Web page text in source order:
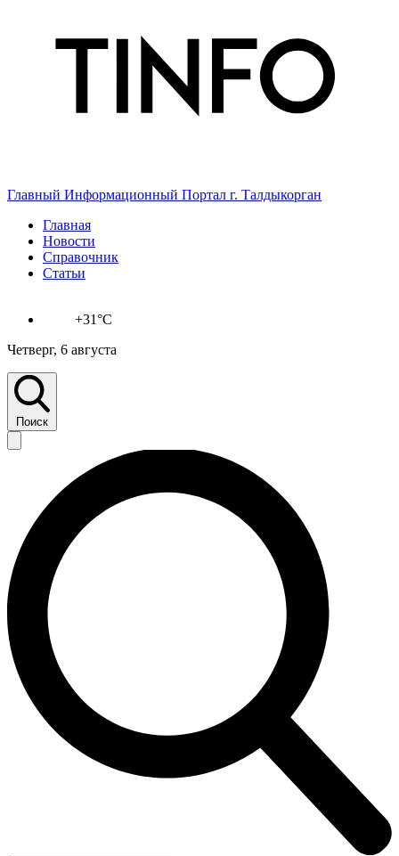
Главный Информационный Портал г. Талдыкорган
Главная
Новости
Справочник
Статьи
+31°C
Четверг, 6 августа
Поиск